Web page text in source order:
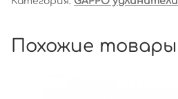
Похожие товары